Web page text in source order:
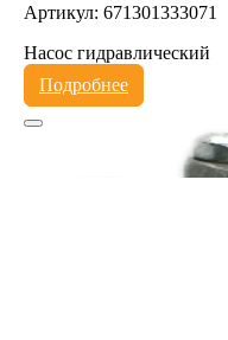
Артикул: 671301333071
Насос гидравлический
Подробнее